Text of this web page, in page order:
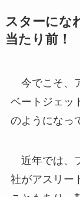
スターにな
当たり前！
今でこそ、
ベートジェッ
のようになっ
近年では、
社がアスリー